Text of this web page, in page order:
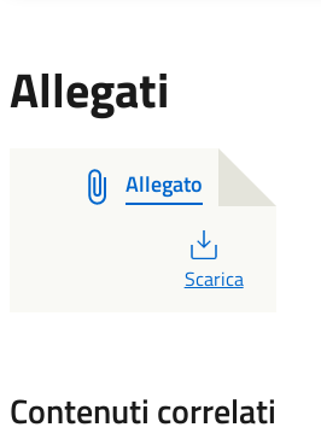
Allegati
Allegato
PDF
Scarica
Contenuti correlati